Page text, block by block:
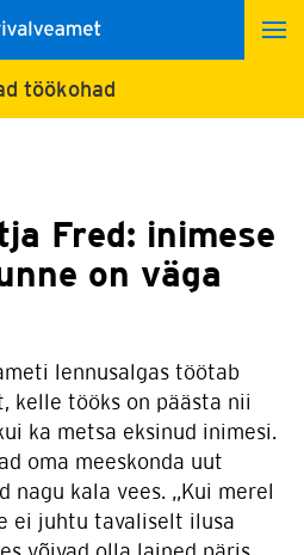
töökohad
Fred: inimese
on väga
lennusalgas töötab
kelle tööks on päästa nii
ka metsa eksinud inimesi.
oma meeskonda uut
nagu kala vees. „Kui merel
ei juhtu tavaliselt ilusa